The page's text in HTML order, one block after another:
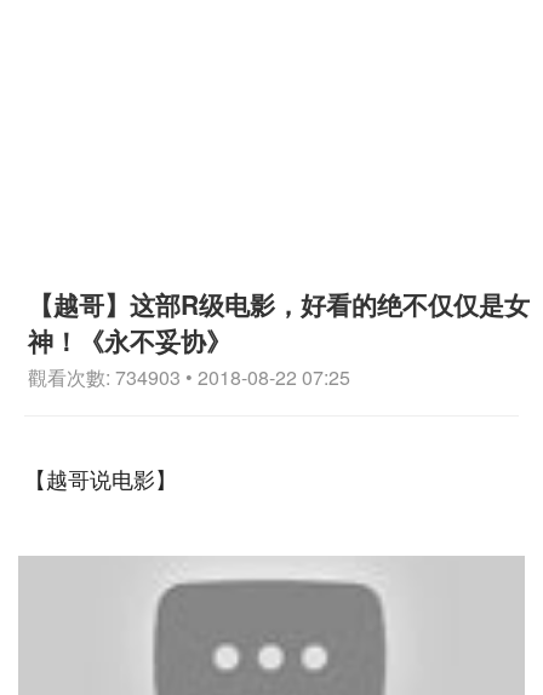
【越哥】这部R级电影，好看的绝不仅仅是女
神！《永不妥协》
觀看次數: 734903 • 2018-08-22 07:25
【越哥说电影】